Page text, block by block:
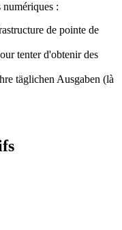
:
de pointe de
tenter d'obtenir des
täglichen Ausgaben (là